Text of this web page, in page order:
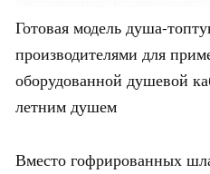
Готовая модель душа-
производителями для
оборудованной душевой
летним душем
Вместо гофрированных